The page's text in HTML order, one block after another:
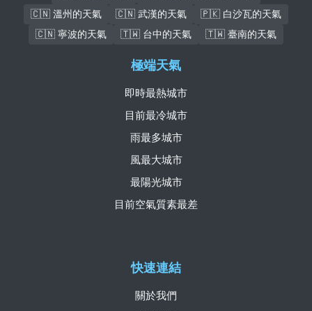
🇨🇳 溫州的天氣
🇨🇳 武漢的天氣
🇵🇰 白沙瓦的天氣
🇨🇳 寧波的天氣
🇹🇼 台中的天氣 🇹🇼 臺南的天氣
快速連結
關於我們
極端天氣
即時最熱城市
目前最冷城市
雨最多城市
風最大城市
最陽光城市
目前空氣質素最差